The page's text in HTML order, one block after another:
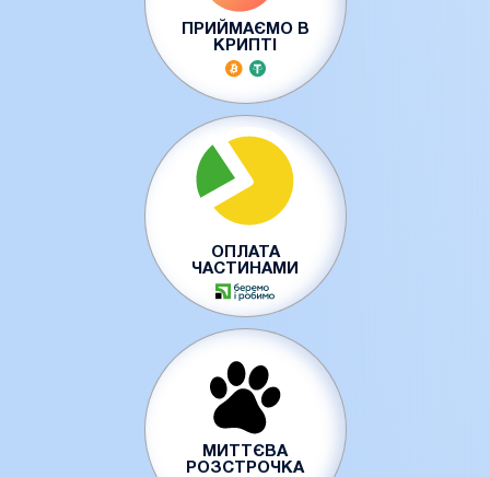
ПРИЙМАЄМО В
КРИПТІ
ОПЛАТА
ЧАСТИНАМИ
МИТТЄВА
РОЗСТРОЧКА